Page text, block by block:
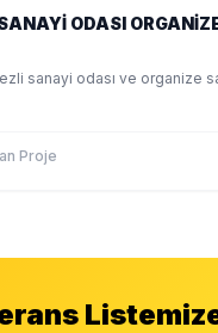
ODASI
sanayi odası ve organize
Proje